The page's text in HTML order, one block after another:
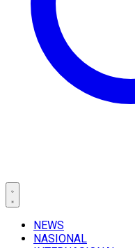
NEWS
NASIONAL